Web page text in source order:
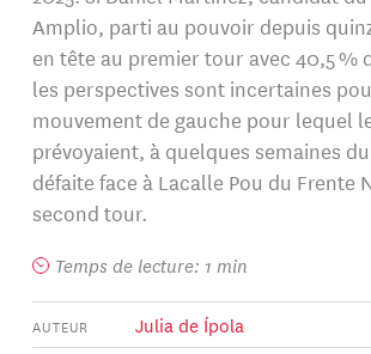
Amplio, parti au pouvoir depuis
en tête au premier tour avec 40,5 %
les perspectives sont incertaines
mouvement de gauche pour lequel
prévoyaient, à quelques semaines
défaite face à Lacalle Pou du Frente
second tour.
Temps de lecture: 1 min
AUTEUR Julia de Ípola